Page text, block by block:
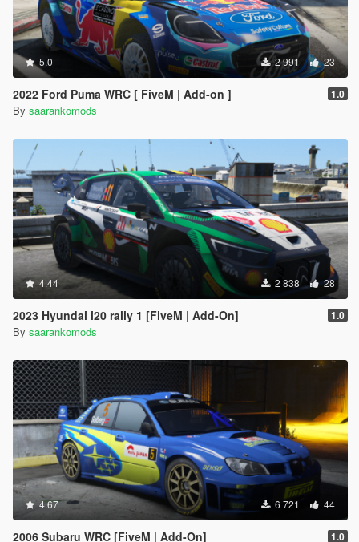
5.0 2 991 23
2022 Ford Puma WRC [ FiveM | Add-on ] 1.0
By saarankomods
4.44 2 838 28
2023 Hyundai i20 rally 1 [FiveM | Add-On] 1.0
By saarankomods
4.67 6 721 44
2006 Subaru WRC [FiveM | Add-On] 1.0